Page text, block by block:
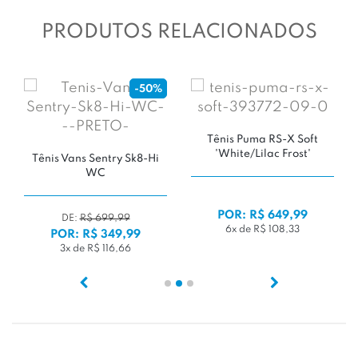
PRODUTOS RELACIONADOS
-50%
Tênis Vans Sentry Sk8-Hi
WC
DE:R$ 699,99
POR: R$ 349,99
3x de R$ 116,66
Tênis Puma RS-X Soft
'White/Lilac Frost'
POR: R$ 649,99
6x de R$ 108,33